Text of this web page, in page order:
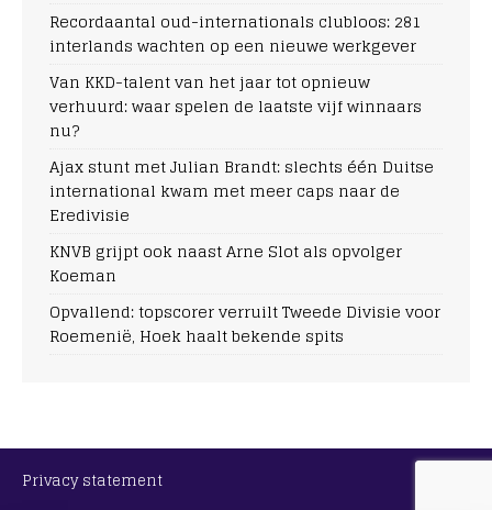
Recordaantal oud-internationals clubloos: 281
interlands wachten op een nieuwe werkgever
Van KKD-talent van het jaar tot opnieuw
verhuurd: waar spelen de laatste vijf winnaars
nu?
Ajax stunt met Julian Brandt: slechts één Duitse
international kwam met meer caps naar de
Eredivisie
KNVB grijpt ook naast Arne Slot als opvolger
Koeman
Opvallend: topscorer verruilt Tweede Divisie voor
Roemenië, Hoek haalt bekende spits
Privacy statement